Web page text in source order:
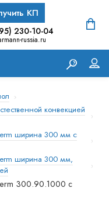
КП
230-10-04
russia.ru
конвекцией
ширина 300 мм с
ширина 300 мм,
300.90.1000 с